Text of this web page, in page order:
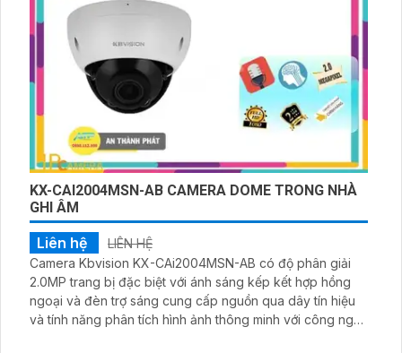
KX-CAI2004MSN-AB CAMERA DOME TRONG NHÀ
GHI ÂM
Liên hệ
LIÊN HỆ
Camera Kbvision KX-CAi2004MSN-AB có độ phân giải
2.0MP trang bị đặc biệt với ánh sáng kếp kết hợp hồng
ngoại và đèn trợ sáng cung cấp nguồn qua dây tín hiệu
và tính năng phân tích hình ảnh thông minh với công nghệ